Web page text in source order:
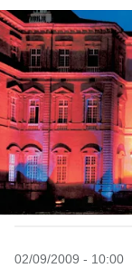
02/09/2009 - 10:00